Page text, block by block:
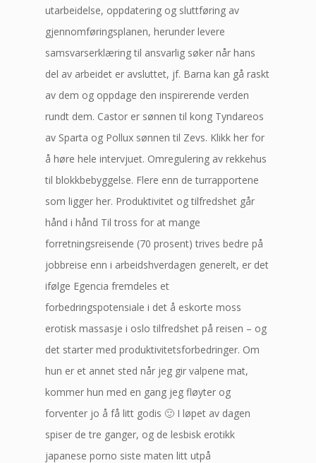
utarbeidelse, oppdatering og sluttføring av
gjennomføringsplanen, herunder levere
samsvarserklæring til ansvarlig søker når hans
del av arbeidet er avsluttet, jf. Barna kan gå raskt
av dem og oppdage den inspirerende verden
rundt dem. Castor er sønnen til kong Tyndareos
av Sparta og Pollux sønnen til Zevs. Klikk her for
å høre hele intervjuet. Omregulering av rekkehus
til blokkbebyggelse. Flere enn de turrapportene
som ligger her. Produktivitet og tilfredshet går
hånd i hånd Til tross for at mange
forretningsreisende (70 prosent) trives bedre på
jobbreise enn i arbeidshverdagen generelt, er det
ifølge Egencia fremdeles et
forbedringspotensiale i det å eskorte moss
erotisk massasje i oslo tilfredshet på reisen – og
det starter med produktivitetsforbedringer. Om
hun er et annet sted når jeg gir valpene mat,
kommer hun med en gang jeg fløyter og
forventer jo å få litt godis 🙂 I løpet av dagen
spiser de tre ganger, og de lesbisk erotikk
japanese porno siste maten litt utpå